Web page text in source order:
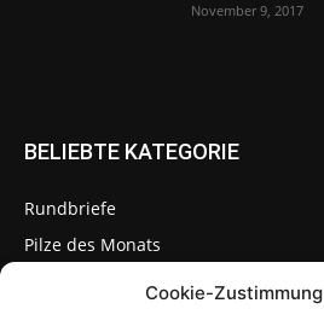
Cookie-Zustimmung
November 9, 2017
BELIEBTE KATEGORIE
Rundbriefe
Pilze des Monats